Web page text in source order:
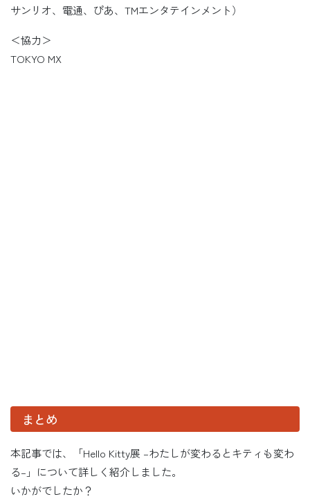
サンリオ、電通、ぴあ、TMエンタテインメント）
＜協力＞
TOKYO MX
まとめ
本記事では、「Hello Kitty展 –わたしが変わるとキティも変わ
る–」について詳しく紹介しました。
いかがでしたか？